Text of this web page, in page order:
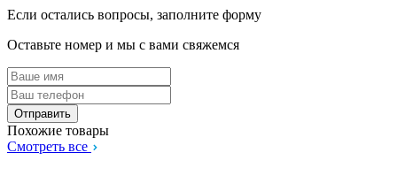
Если остались вопросы, заполните форму
Оставьте номер и мы с вами свяжемся
Похожие товары
Смотреть все